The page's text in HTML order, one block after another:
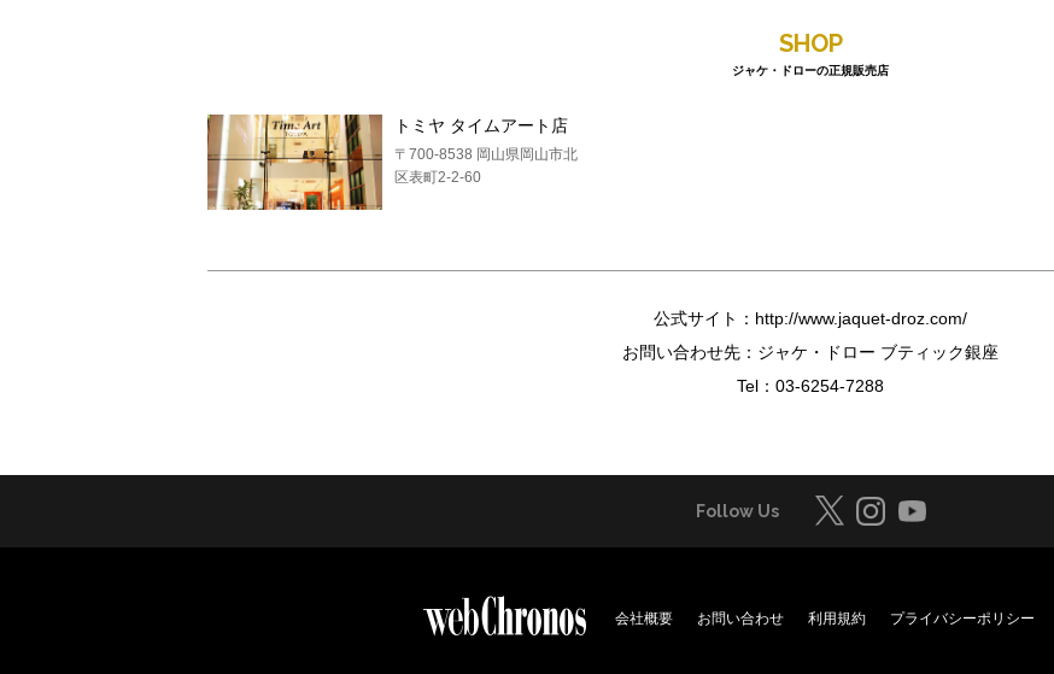
SHOP
ジャケ・ドローの正規販売店
トミヤ タイムアート店
〒700-8538 岡山県岡山市北
区表町2-2-60
公式サイト： http://www.jaquet-droz.com/
お問い合わせ先：ジャケ・ドロー ブティック銀座
Tel： 03-6254-7288
Follow Us
会社概要 お問い合わせ 利用規約 プライバシーポリシー